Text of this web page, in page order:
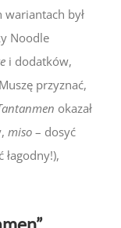
wariantach był
Noodle
i dodatków,
przyznać,
antanmen okazał
miso – dosyć